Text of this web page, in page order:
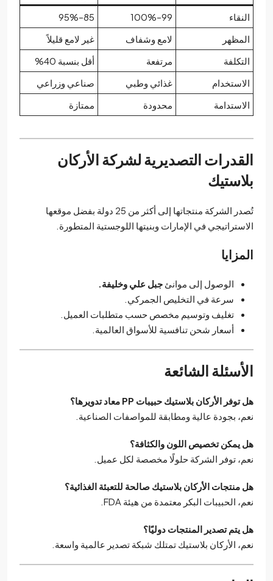
النقاء
99–100%
85–95%
المظهر
لامع وشفاف
غير لامع قليلاً
التكلفة
مرتفعة
أقل بنسبة 40%
الاستخدام
غذائي وطبي
صناعي وزراعي
الاستدامة
محدودة ممتازة
القدرات التصديرية لشركة الأركان
بلاستيك
تُصدر الشركة منتجاتها إلى أكثر من 25 دولة بفضل موقعها
الاستراتيجي في الإمارات وبنيتها اللوجستية المتطورة.
المزايا
الوصول إلى موانئ جبل علي وخليفة.
سرعة في التخليص الجمركي.
تغليف وتوسيم مخصص حسب متطلبات العميل.
أسعار شحن تنافسية للأسواق العالمية.
الأسئلة الشائعة
هل توفر الأركان بلاستيك حبيبات PP معاد تدويرها؟
نعم، بجودة عالية ومطابقة للمواصفات الصناعية.
هل يمكن تخصيص اللون والكثافة؟
نعم، توفر الشركة حلولًا مخصصة لكل عميل.
هل منتجات الأركان بلاستيك صالحة للتعبئة الغذائية؟
نعم، الحبيبات البكر معتمدة من هيئة FDA.
هل يتم تصدير المنتجات دوليًا؟
نعم، الأركان بلاستيك تمتلك شبكة تصدير عالمية واسعة.